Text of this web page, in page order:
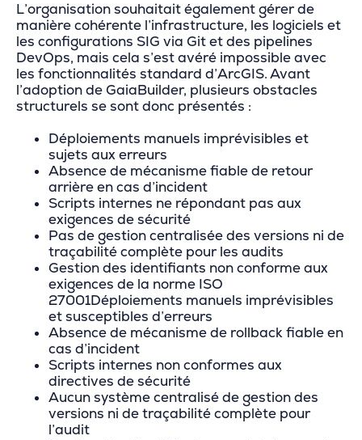
L’organisation souhaitait également gérer de
manière cohérente l’infrastructure, les logiciels et
les configurations SIG via Git et des pipelines
DevOps, mais cela s’est avéré impossible avec
les fonctionnalités standard d’ArcGIS. Avant
l’adoption de GaiaBuilder, plusieurs obstacles
structurels se sont donc présentés :
Déploiements manuels imprévisibles et
sujets aux erreurs
Absence de mécanisme fiable de retour
arrière en cas d’incident
Scripts internes ne répondant pas aux
exigences de sécurité
Pas de gestion centralisée des versions ni de
traçabilité complète pour les audits
Gestion des identifiants non conforme aux
exigences de la norme ISO
27001Déploiements manuels imprévisibles
et susceptibles d’erreurs
Absence de mécanisme de rollback fiable en
cas d’incident
Scripts internes non conformes aux
directives de sécurité
Aucun système centralisé de gestion des
versions ni de traçabilité complète pour
l’audit